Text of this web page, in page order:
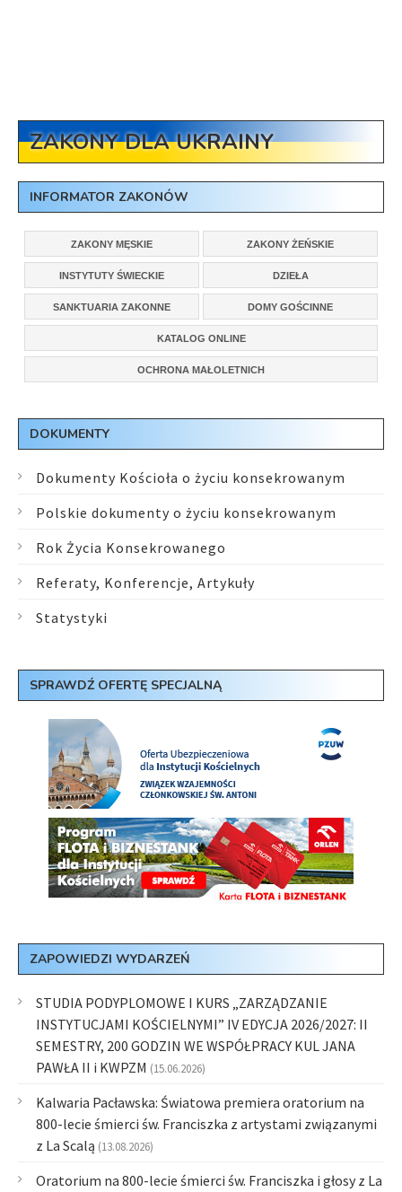
ZAKONY DLA UKRAINY
INFORMATOR ZAKONÓW
ZAKONY MĘSKIE ZAKONY ŻEŃSKIE
INSTYTUTY ŚWIECKIE DZIEŁA
SANKTUARIA ZAKONNE DOMY GOŚCINNE
KATALOG ONLINE
OCHRONA MAŁOLETNICH
DOKUMENTY
Dokumenty Kościoła o życiu konsekrowanym
Polskie dokumenty o życiu konsekrowanym
Rok Życia Konsekrowanego
Referaty, Konferencje, Artykuły
Statystyki
SPRAWDŹ OFERTĘ SPECJALNĄ
ZAPOWIEDZI WYDARZEŃ
STUDIA PODYPLOMOWE I KURS „ZARZĄDZANIE
INSTYTUCJAMI KOŚCIELNYMI” IV EDYCJA 2026/2027: II
SEMESTRY, 200 GODZIN WE WSPÓŁPRACY KUL JANA
PAWŁA II i KWPZM (15.06.2026)
Kalwaria Pacławska: Światowa premiera oratorium na
800-lecie śmierci św. Franciszka z artystami związanymi
z La Scalą (13.08.2026)
Oratorium na 800-lecie śmierci św. Franciszka i głosy z La